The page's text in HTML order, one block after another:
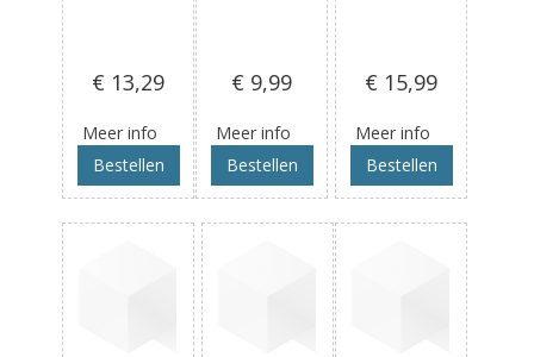
€ 13,29
Meer info
Bestellen
€ 9,99
Meer info
Bestellen
€ 15,99
Meer info
Bestellen